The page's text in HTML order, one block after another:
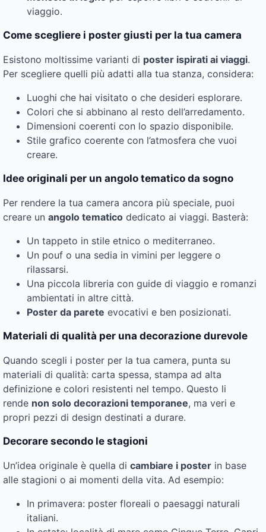
viaggio.
Come scegliere i poster giusti per la tua camera
Esistono moltissime varianti di poster ispirati ai viaggi.
Per scegliere quelli più adatti alla tua stanza, considera:
Luoghi che hai visitato o che desideri esplorare.
Colori che si abbinano al resto dell’arredamento.
Dimensioni coerenti con lo spazio disponibile.
Stile grafico coerente con l’atmosfera che vuoi
creare.
Idee originali per un angolo tematico da sogno
Per rendere la tua camera ancora più speciale, puoi
creare un angolo tematico dedicato ai viaggi. Basterà:
Un tappeto in stile etnico o mediterraneo.
Un pouf o una sedia in vimini per leggere o
rilassarsi.
Una piccola libreria con guide di viaggio e romanzi
ambientati in altre città.
Poster da parete evocativi e ben posizionati.
Materiali di qualità per una decorazione durevole
Quando scegli i poster per la tua camera, punta su
materiali di qualità: carta spessa, stampa ad alta
definizione e colori resistenti nel tempo. Questo li
rende non solo decorazioni temporanee, ma veri e
propri pezzi di design destinati a durare.
Decorare secondo le stagioni
Un’idea originale è quella di cambiare i poster in base
alle stagioni o ai momenti della vita. Ad esempio:
In primavera: poster floreali o paesaggi naturali
italiani.